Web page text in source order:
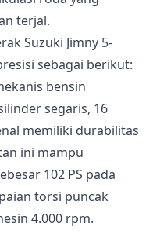
terjal.
Suzuki Jimny 5-
sebagai berikut:
bensin
segaris, 16
memiliki durabilitas
ini mampu
102 PS pada
torsi puncak
4.000 rpm.